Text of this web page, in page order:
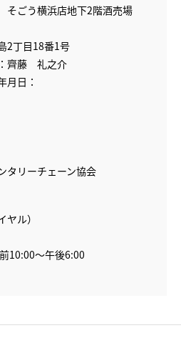
ごう横浜店地下2階酒売場
2丁目18番1号
齊藤 礼之介
月日：
タリーチェーン協会
ル）
10:00～午後6:00